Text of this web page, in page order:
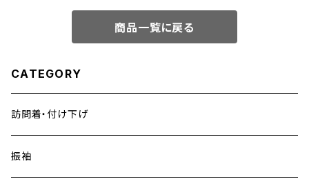
商品一覧に戻る
CATEGORY
訪問着・付け下げ
振袖